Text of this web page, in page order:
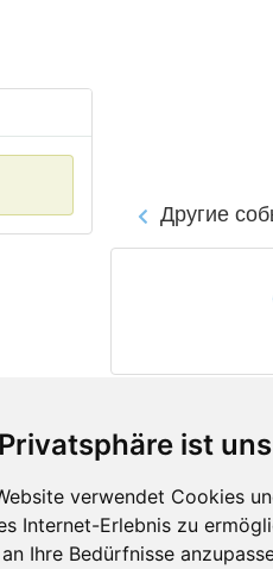
ist
verwendet Cookies
Internet-Erlebnis zu
Ihre Bedürfnisse
Другие